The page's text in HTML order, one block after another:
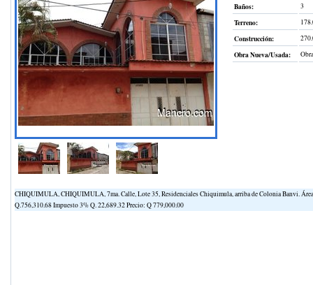
Baños: 3
Terreno:
Construcción:
Obra Nueva/Usada:
CHIQUIMULA, CHIQUIMULA, 7ma. Calle, Lote 35, Residenciales Chiquimula, arriba de Colonia Banvi.
Q.756,310.68 Impuesto 3% Q. 22,689.32 Precio: Q 779,000.00